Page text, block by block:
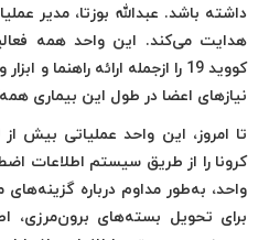
هدایت می‌کند. این واحد همه
کووید 19 را ازجمله ارائه راهنما
نیازهای اعضا در طول این بیماری
کرونا را از طریق سیستم اطلاعات
واحد، به‌طور مداوم درباره
برای تحویل بسته‌های برون‌مرزی،